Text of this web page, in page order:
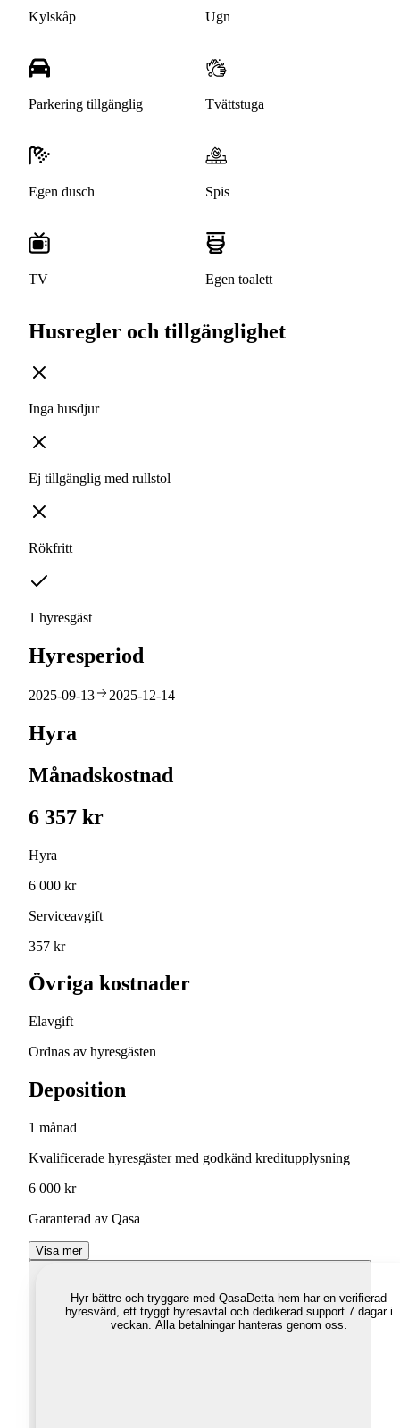
Kylskåp Ugn
Parkering tillgänglig Tvättstuga
Egen dusch Spis
TV Egen toalett
Husregler och tillgänglighet
Inga husdjur
Ej tillgänglig med rullstol
Rökfritt
1 hyresgäst
Hyresperiod
2025-09-13 2025-12-14
Hyra
Månadskostnad
6 357 kr
Hyra
6 000 kr
Serviceavgift
357 kr
Övriga kostnader
Elavgift
Ordnas av hyresgästen
Deposition
1 månad
Kvalificerade hyresgäster med godkänd kreditupplysning
6 000 kr
Garanterad av Qasa
Visa mer
Hyr bättre och tryggare med QasaDetta hem har en verifierad
hyresvärd, ett tryggt hyresavtal och dedikerad support 7 dagar i
veckan. Alla betalningar hanteras genom oss.